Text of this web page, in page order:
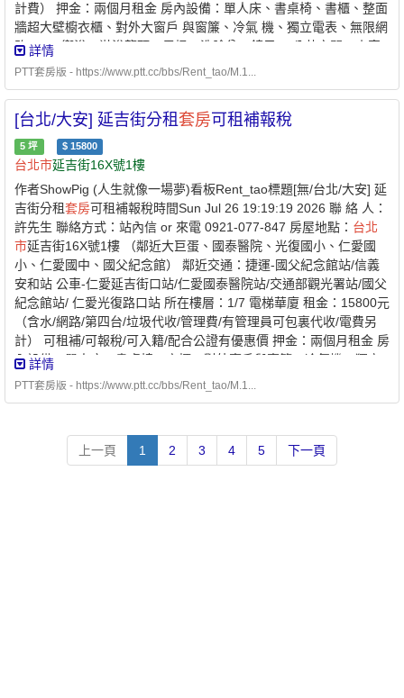
計費） 押金：兩個月租金 房內設備：單人床、書桌椅、書櫃、整面
牆超大壁櫥衣櫃、對外大窗戶 與窗簾、冷氣 機、獨立電表、無限網
路wifi。 衛浴：淋浴龍頭、馬桶、洗臉盆、鏡子。 公共空間：小客
廳、茶水間(無炊)、曬衣後陽台、前陽台、洗物台 公共設施：冰
隔間材質：水泥磚牆，對外大窗戶，獨立安靜。（附照片） 電 梯：
磁卡管制。 能否接受寵物：否 參考圖片：
https://drive.google.com/drive/u/1/folders/
wah 備註：格局方正，房間獨立，不受干擾、適合女學生、上班族
靜，巷道寬大，停車方便。每月一次掃地阿姨打掃 房外公共空間。
詳情
PTT套房版 - https://www.ptt.cc/bbs/Rent_tao/M.1...
[台北/大安] 延吉街分租套房可租補報稅
5 坪 $ 15800
台北市延吉街16X號1樓
作者ShowPig (人生就像一場夢)看板Rent_tao標題[無/台北/大安] 延
吉街分租套房可租補報稅時間Sun Jul 26 19:19:19 2026 聯 絡 人：
許先生 聯絡方式：站內信 or 來電 0921-077-847 房屋地點： 台北
市延吉街16X號1樓 （鄰近大巨蛋、國泰醫院、光復國小、仁愛國
小、仁愛國中、國父紀念館） 鄰近交通：捷運-國父紀念館站/信義
安和站 公車-仁愛延吉街口站/仁愛國泰醫院站/交通部觀光署站/國父
紀念館站/ 仁愛光復路口站 所在樓層：1/7 電梯華廈 租金：15800元
（含水/網路/第四台/垃圾代收/管理費/有管理員可包裏代收/電費另
計） 可租補/可報稅/可入籍/配合公證有優惠價 押金：兩個月租金 房
內設備：單人床、書桌椅、衣櫃、對外窗戶與窗簾、冷氣機、獨立
電表、無限網路wifi 衛浴：淋浴龍頭、馬桶、洗臉盆、鏡子 公共空
https://drive.google.com/drive/folders/
詳情
PTT套房版 - https://www.ptt.cc/bbs/Rent_tao/M.1...
上一頁 1 2 3 4 5 下一頁